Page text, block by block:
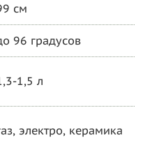
см
96 градусов
1,5 л
электро, керамика